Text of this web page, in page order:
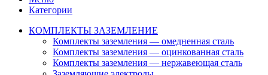
Категории
КОМПЛЕКТЫ ЗАЗЕМЛЕНИЕ
Комплекты заземления — омедненная сталь
Комплекты заземления — оцинкованная сталь
Комплекты заземления — нержавеющая сталь